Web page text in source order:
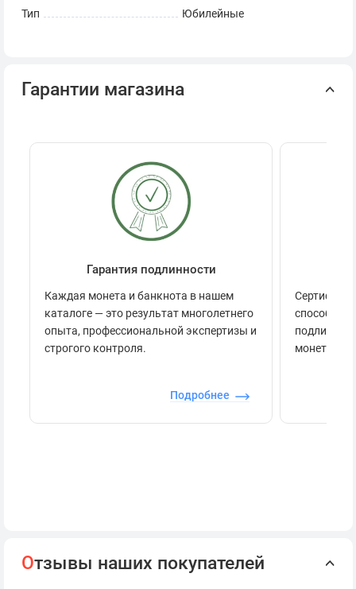
Тип
Юбилейные
Гарантии магазина
Гарантия подлинности
Каждая монета и банкнота в нашем
каталоге — это результат многолетнего
опыта, профессиональной экспертизы и
строгого контроля.
Подробнее
способов
монеты.
Отзывы наших покупателей